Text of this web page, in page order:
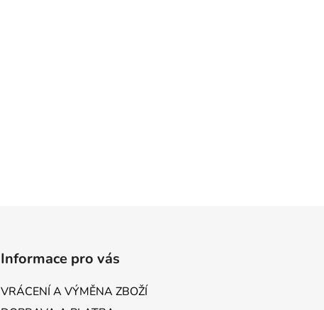
Informace pro vás
VRÁCENÍ A VÝMĚNA ZBOŽÍ